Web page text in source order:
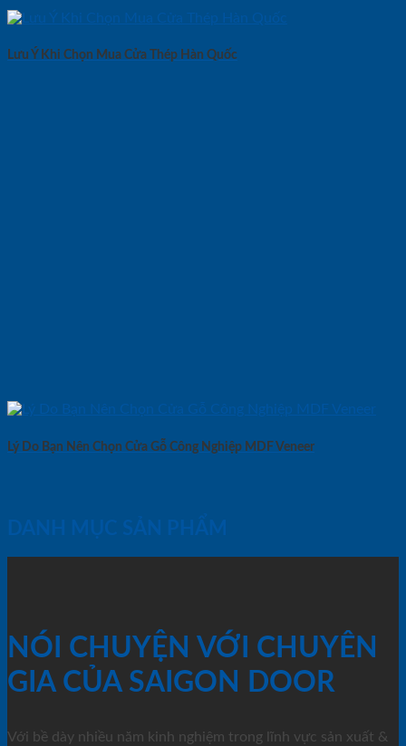
Lưu Ý Khi Chọn Mua Cửa Thép Hàn Quốc
Lý Do Bạn Nên Chọn Cửa Gỗ Công Nghiệp MDF Veneer
DANH MỤC SẢN PHẨM
NÓI CHUYỆN VỚI CHUYÊN
GIA CỦA SAIGON DOOR
Với bề dày nhiều năm kinh nghiệm trong lĩnh vực sản xuất &